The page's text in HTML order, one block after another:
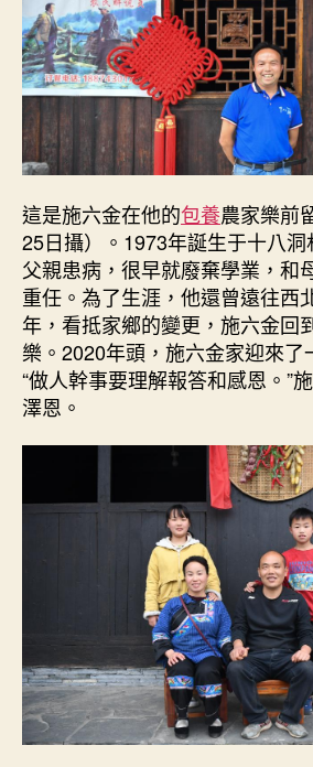
這是施六金在他的包養農家樂前
25日攝）。1973年誕生于十八
父親患病，很早就廢棄學業，和
重任。為了生涯，他還曾遠往西
年，看抵家鄉的變更，施六金回
樂。2020年頭，施六金家迎來了
“做人幹事要理解報答和感恩。”
澤恩。